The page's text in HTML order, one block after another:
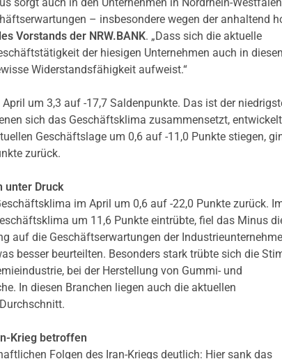
– insbesondere wegen der anhaltend
Vorstands der NRW.BANK. „Dass sich die aktuelle
der hiesigen Unternehmen auch in
Widerstandsfähigkeit aufweist.“
um 3,3 auf -17,7 Saldenpunkte. Das ist der
sich das Geschäftsklima zusammensetzt,
Geschäftslage um 0,6 auf -11,0 Punkte stiegen,
zurück.
unter Druck
im April um 0,6 auf -22,0 Punkte zurück.
um 11,6 Punkte eintrübte, fiel das Minus
auf die Geschäftserwartungen der
besser beurteilten. Besonders stark trübte sich die
bei der Herstellung von Gummi- und
In diesen Branchen liegen auch die aktuellen
Krieg betroffen
Folgen des Iran-Kriegs deutlich: Hier sank das